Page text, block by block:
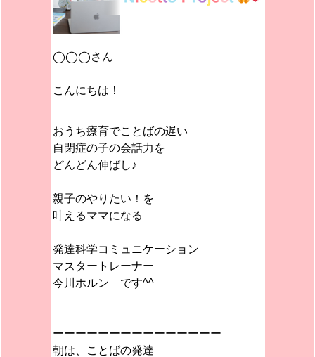
◯◯◯さん
こんにちは！
おうち療育でことばの遅い
自閉症の子の会話力を
どんどん伸ばし♪
親子のやりたい！を
叶えるママになる
発達科学コミュニケーション
マスタートレーナー
今川ホルン です^^
ーーーーーーーーーーーーーーー
朝は、ことばの発達